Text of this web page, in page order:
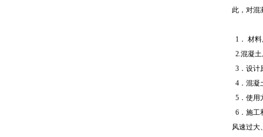
此，对混
1． 材
2.混凝
3．设计
4 ．混
5．使用
6．施工
风速过大